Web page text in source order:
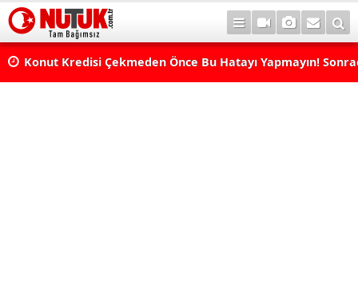
Konut Kredisi Çekmeden Önce Bu Hatayı Yapmayın!